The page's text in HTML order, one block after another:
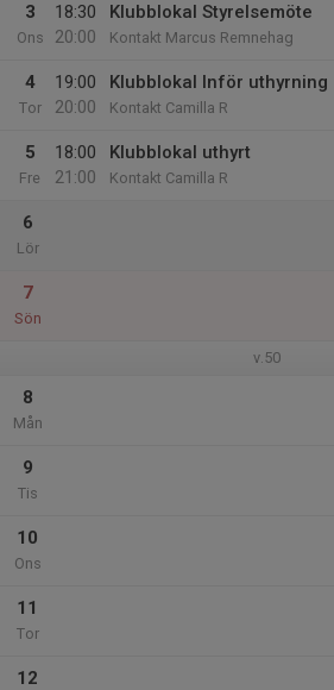
3
Ons
18:30
20:00
Klubblokal Styrelsemöte
Kontakt Marcus Remnehag
4
Tor
19:00
20:00
Klubblokal Inför uthyrning
Kontakt Camilla R
5
Fre
18:00
21:00
Klubblokal uthyrt
Kontakt Camilla R
6
Lör
7
Sön
v.50
8
Mån
9
Tis
10
Ons
11
Tor
12